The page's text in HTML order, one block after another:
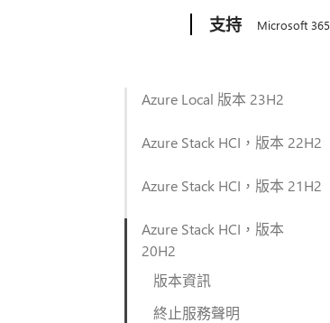
支持 Microsoft 365
Azure Local 版本 23H2
Azure Stack HCI，版本 22H2
Azure Stack HCI，版本 21H2
Azure Stack HCI，版本
20H2
版本資訊
終止服務聲明